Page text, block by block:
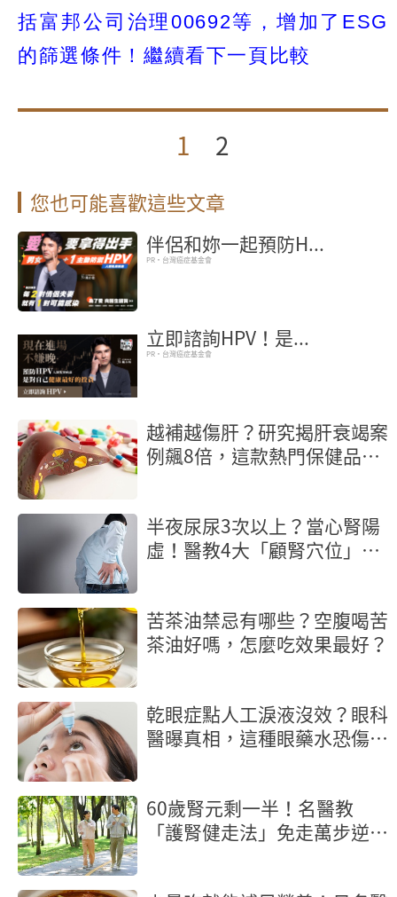
括富邦公司治理00692等，增加了ESG
的篩選條件！繼續看下一頁比較
1 2
您也可能喜歡這些文章
伴侶和妳一起預防H...
PR・台灣癌症基金會
立即諮詢HPV！是...
PR・台灣癌症基金會
越補越傷肝？研究揭肝衰竭案
例飆8倍，這款熱門保健品吃
半夜尿尿3次以上？當心腎陽
虛！醫教4大「顧腎穴位」救
苦茶油禁忌有哪些？空腹喝苦
茶油好嗎，怎麼吃效果最好？
乾眼症點人工淚液沒效？眼科
醫曝真相，這種眼藥水恐傷角
60歲腎元剩一半！名醫教
「護腎健走法」免走萬步逆轉